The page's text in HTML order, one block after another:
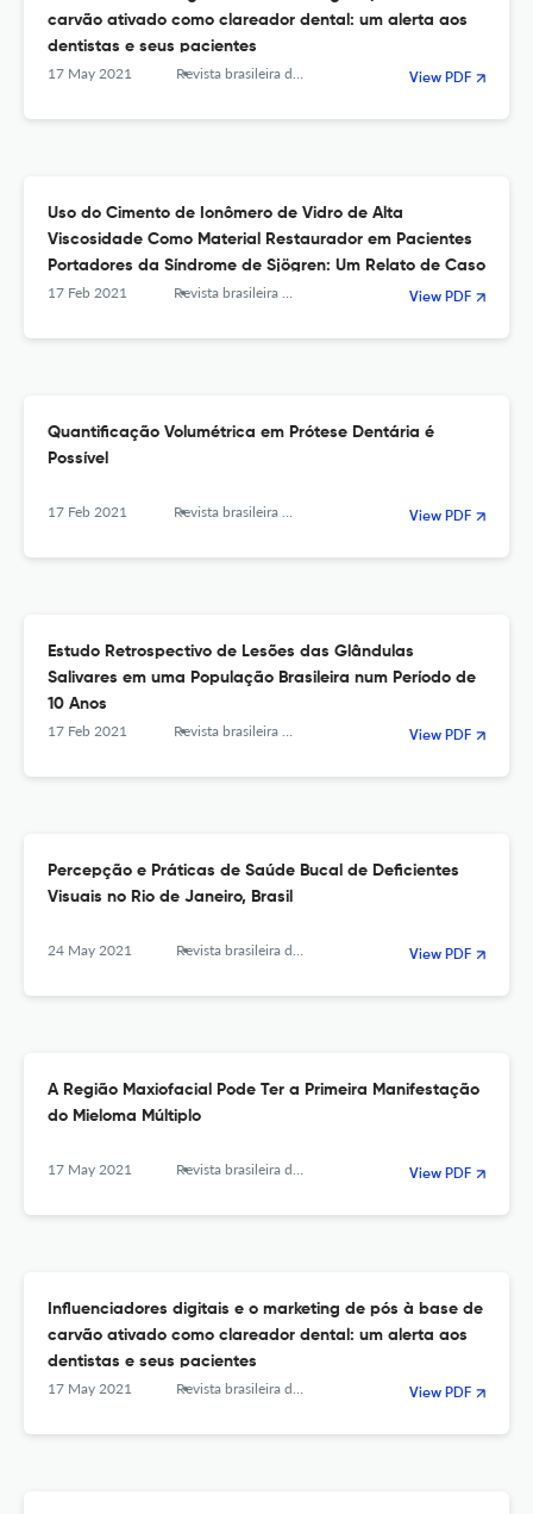
carvão ativado como clareador dental: um alerta aos
dentistas e seus pacientes
17 May 2021 Revista brasileira de odontologia View PDF
Uso do Cimento de Ionômero de Vidro de Alta
Viscosidade Como Material Restaurador em Pacientes
Portadores da Síndrome de Sjögren: Um Relato de Caso
17 Feb 2021 Revista brasileira de odontologia View PDF
Quantificação Volumétrica em Prótese Dentária é
Possível
17 Feb 2021 Revista brasileira de odontologia View PDF
Estudo Retrospectivo de Lesões das Glândulas
Salivares em uma População Brasileira num Período de
10 Anos
17 Feb 2021 Revista brasileira de odontologia View PDF
Percepção e Práticas de Saúde Bucal de Deficientes
Visuais no Rio de Janeiro, Brasil
24 May 2021 Revista brasileira de odontologia View PDF
A Região Maxiofacial Pode Ter a Primeira Manifestação
do Mieloma Múltiplo
17 May 2021 Revista brasileira de odontologia View PDF
Influenciadores digitais e o marketing de pós à base de
carvão ativado como clareador dental: um alerta aos
dentistas e seus pacientes
17 May 2021 Revista brasileira de odontologia View PDF